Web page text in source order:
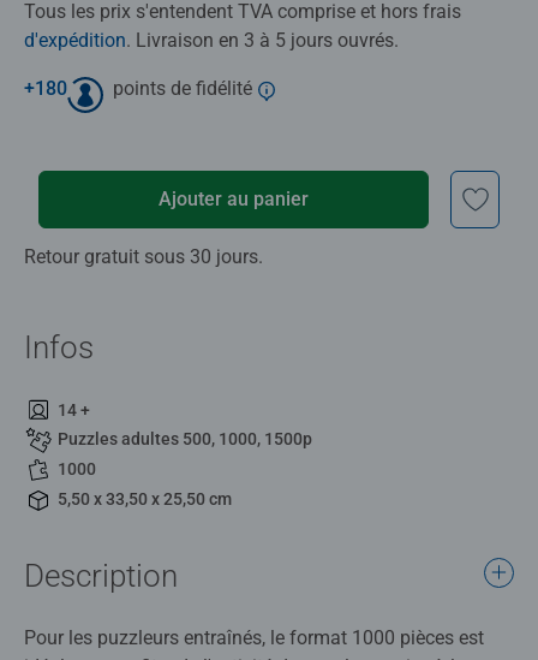
Tous les prix s'entendent TVA comprise et hors frais
d'expédition. Livraison en 3 à 5 jours ouvrés.
+180 points de fidélité
Ajouter au panier
Retour gratuit sous 30 jours.
Infos
14 +
Puzzles adultes 500, 1000, 1500p
1000
5,50 x 33,50 x 25,50 cm
Description
Pour les puzzleurs entraînés, le format 1000 pièces est